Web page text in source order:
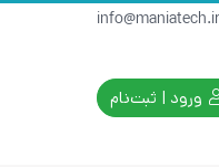
ورود | ثبت‌نام